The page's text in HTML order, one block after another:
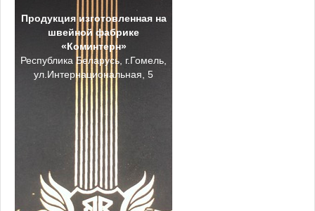
Продукция изготовленная на
швейной фабрике
«Коминтерн»
Республика Беларусь, г.Гомель,
ул.Интернациональная, 5